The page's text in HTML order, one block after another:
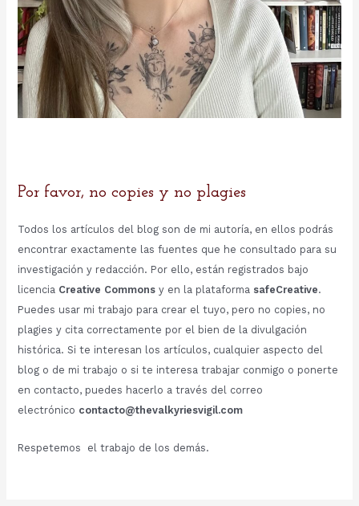
Por favor, no copies y no plagies
Todos los artículos del blog son de mi autoría, en ellos podrás
encontrar exactamente las fuentes que he consultado para su
investigación y redacción. Por ello, están registrados bajo
licencia Creative Commonsy en la plataforma safeCreative.
Puedes usar mi trabajo para crear el tuyo, pero no copies, no
plagies y cita correctamente por el bien de la divulgación
histórica. Si te interesan los artículos, cualquier aspecto del
blog o de mi trabajo o si te interesa trabajar conmigo o ponerte
en contacto, puedes hacerlo a través del correo
electrónico contacto@thevalkyriesvigil.com
Respetemos el trabajo de los demás.